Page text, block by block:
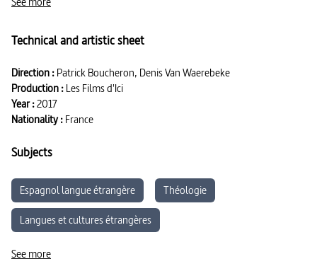
de Christophe Colomb en septembre, pour un retour en janvier
tant que prétention à la domination universelle qui commande la
"découverte" illuminée d’un nouveau monde que Colomb imaginait
n’être que l’envers de l’ancien.
Technical and artistic sheet
Direction :Patrick Boucheron, Denis Van Waerebeke
Production :Les Films d'Ici
Year :2017
Nationality :France
Subjects
Espagnol langue étrangère
Théologie
Langues et cultures étrangères
Anglais langue étrangère
See more